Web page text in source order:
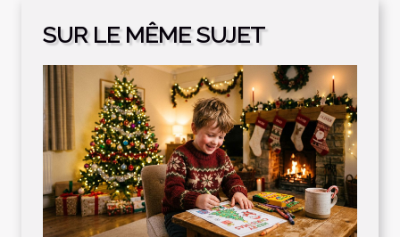
SUR LE MÊME SUJET